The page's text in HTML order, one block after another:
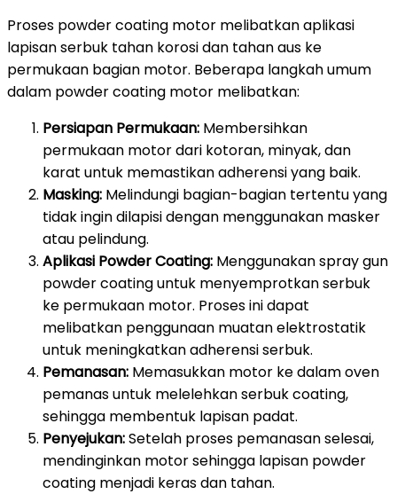
Proses powder coating motor melibatkan aplikasi
lapisan serbuk tahan korosi dan tahan aus ke
permukaan bagian motor. Beberapa langkah umum
dalam powder coating motor melibatkan:
Persiapan Permukaan: Membersihkan
permukaan motor dari kotoran, minyak, dan
karat untuk memastikan adherensi yang baik.
Masking: Melindungi bagian-bagian tertentu yang
tidak ingin dilapisi dengan menggunakan masker
atau pelindung.
Aplikasi Powder Coating: Menggunakan spray gun
powder coating untuk menyemprotkan serbuk
ke permukaan motor. Proses ini dapat
melibatkan penggunaan muatan elektrostatik
untuk meningkatkan adherensi serbuk.
Pemanasan: Memasukkan motor ke dalam oven
pemanas untuk melelehkan serbuk coating,
sehingga membentuk lapisan padat.
Penyejukan:Setelah proses pemanasan selesai,
mendinginkan motor sehingga lapisan powder
coating menjadi keras dan tahan.